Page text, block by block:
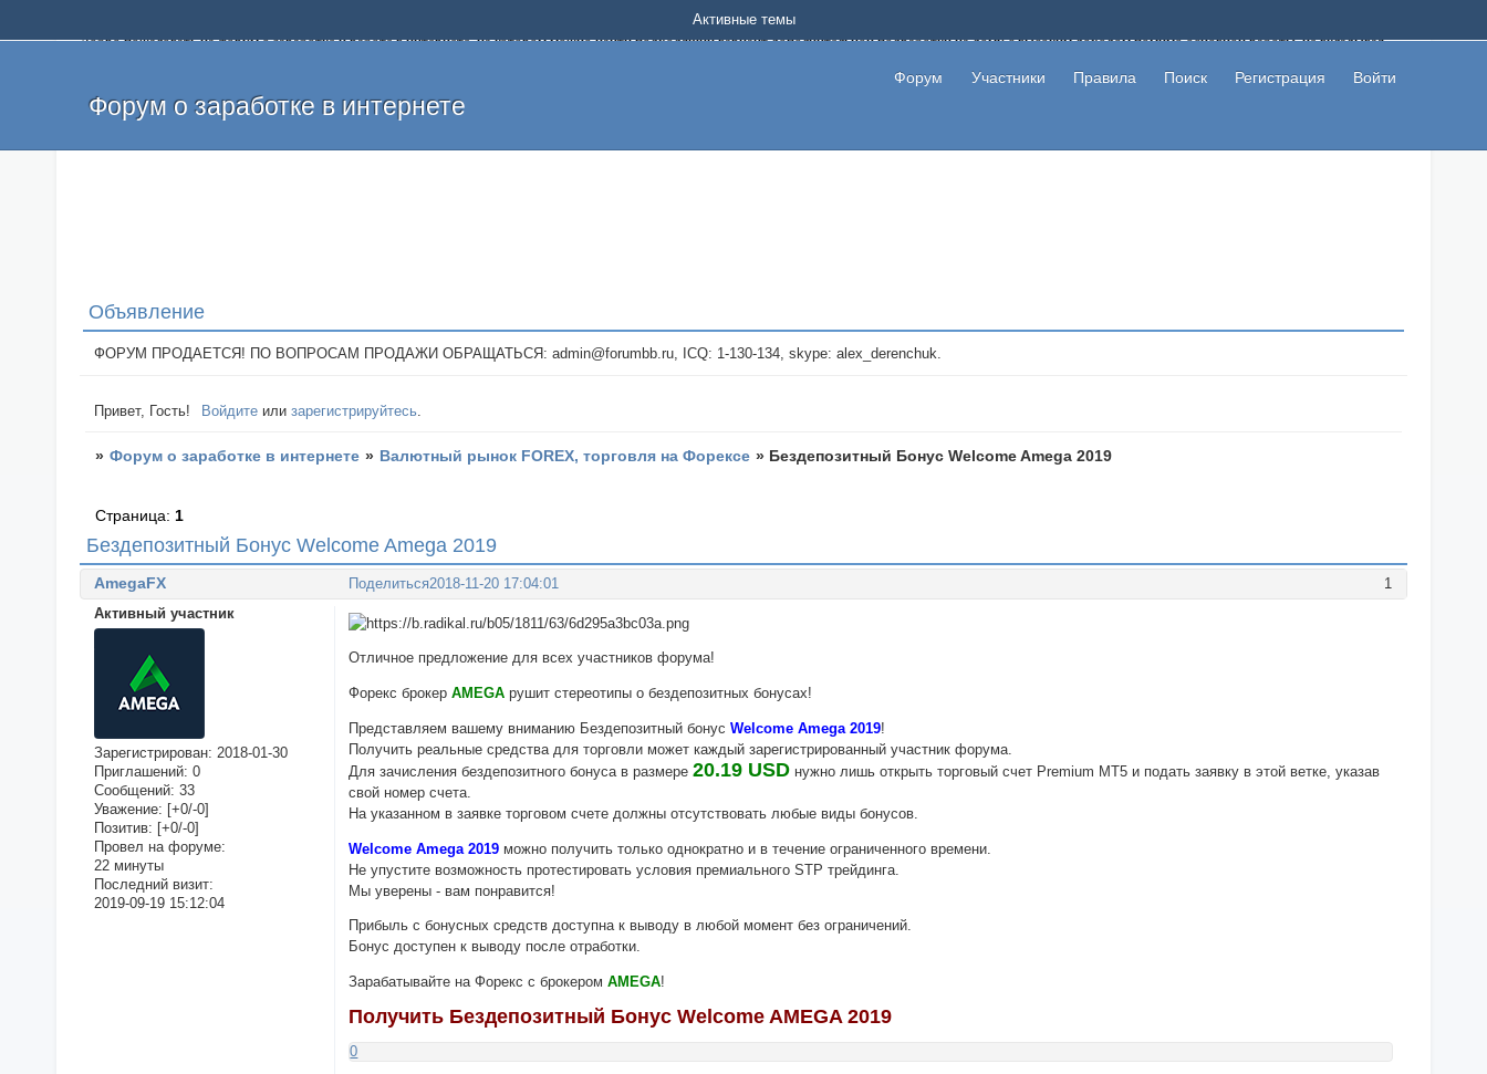
Добро пожаловать на форум о заработке и работе в интернете, на котором можно найти подходящий вариант дополнительной подработки на дому с высоким доходом помимо основной работы, не вкладывая
и оставлять свои отзывы. Если вы знаете, что определенный проект или сайт не платит, то указывайте в теме что это лохотрон, чтобы другие пользователи не попались на развод. Вы сможете начать зарабатывать
легкие деньги без вложений и регистрации уже сегодня. Создавайте новые темы, размещайте объявления со своими пригласительными ссылками и первая прибыль не заставит себя долго ждать.
Форум о заработке в интернете
Форум Участники Правила Поиск Регистрация Войти
Активные темы
Объявление
ФОРУМ ПРОДАЕТСЯ! ПО ВОПРОСАМ ПРОДАЖИ ОБРАЩАТЬСЯ: admin@forumbb.ru, ICQ: 1-130-134, skype: alex_derenchuk.
Привет, Гость! Войдите илизарегистрируйтесь.
» Форум о заработке в интернете » Валютный рынок FOREX, торговля на Форексе » Бездепозитный Бонус Welcome Amega 2019
Бездепозитный Бонус Welcome Amega 2019
Страница: 1
Поделиться 1
2018-11-20 17:04:01
AmegaFX
Активный участник
Зарегистрирован: 2018-01-30
Приглашений: 0
Сообщений: 33
Уважение: [+0/-0]
Позитив: [+0/-0]
Провел на форуме:
22 минуты
Последний визит:
2019-09-19 15:12:04
Отличное предложение для всех участников форума!
Форекс брокерAMEGAрушит стереотипы о бездепозитных бонусах!
Представляем вашему вниманию Бездепозитный бонусWelcome Amega 2019!
Получить реальные средства для торговли может каждый зарегистрированный участник форума.
Для зачисления бездепозитного бонуса в размере20.19 USD нужно лишь открыть торговый счет Premium MT5 и подать заявку в этой ветке, указав
свой номер счета.
На указанном в заявке торговом счете должны отсутствовать любые виды бонусов.
Welcome Amega 2019 можно получить только однократно и в течение ограниченного времени.
Не упустите возможность протестировать условия премиального STP трейдинга.
Мы уверены - вам понравится!
Прибыль с бонусных средств доступна к выводу в любой момент без ограничений.
Бонус доступен к выводу после отработки.
Зарабатывайте на Форекс с брокеромAMEGA!
Получить Бездепозитный Бонус Welcome AMEGA 2019
0